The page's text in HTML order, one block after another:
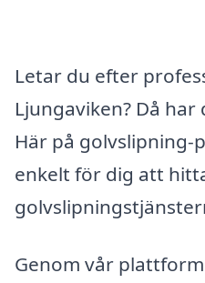
Letar du efter
Ljungaviken? Då
Här på golvslipning-
enkelt för dig att
Genom vår